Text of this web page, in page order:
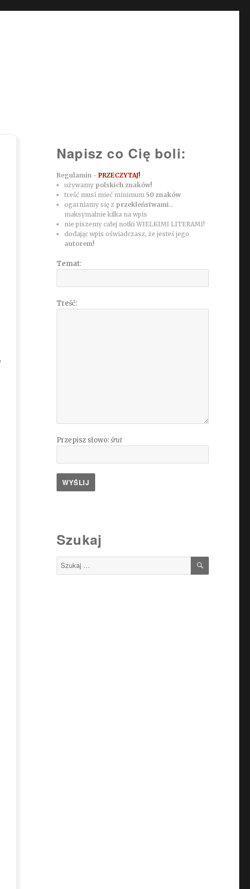
Napisz co Cię boli:
Regulamin - PRZECZYTAJ!
używamy polskich znaków!
treść musi mieć minimum 50 znaków
ogarniamy się z przekleństwami...
maksymalnie kilka na wpis
nie piszemy całej notki WIELKIMI LITERAMI!
dodając wpis oświadczasz, że jesteś jego
autorem!
Temat:
Treść:
Przepisz słowo:śrut
Szukaj
Szukaj: SZUKAJ